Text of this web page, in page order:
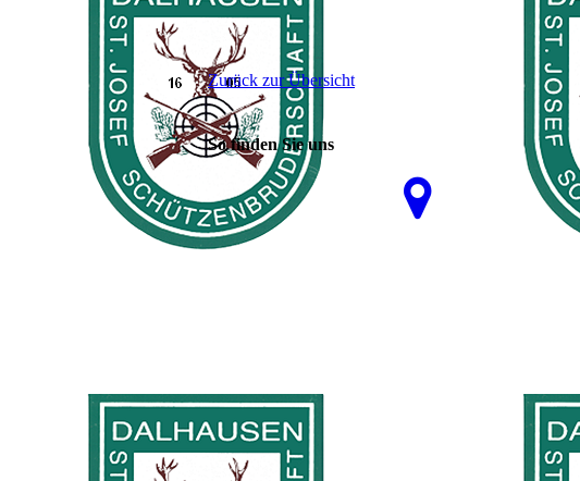
Zurück zur Übersicht
So finden Sie uns